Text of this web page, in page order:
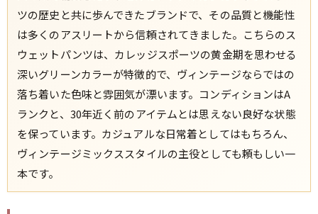
週刊ラッシュアウト新聞
古着コラム
メディア・イベント情報
Youtube 古着屋Rush Out チャンネル
スタッフコーディネート
ツの歴史と共に歩んできたブランドで、その品質と機能性
は多くのアスリートから信頼されてきました。こちらのス
ウェットパンツは、カレッジスポーツの黄金期を思わせる
深いグリーンカラーが特徴的で、ヴィンテージならではの
落ち着いた色味と雰囲気が漂います。コンディションはA
ランクと、30年近く前のアイテムとは思えない良好な状態
を保っています。カジュアルな日常着としてはもちろん、
ヴィンテージミックススタイルの主役としても頼もしい一
本です。